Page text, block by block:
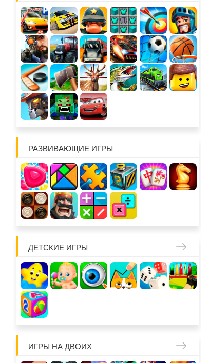
РАЗВИВАЮЩИЕ ИГРЫ
ДЕТСКИЕ ИГРЫ
ИГРЫ НА ДВОИХ